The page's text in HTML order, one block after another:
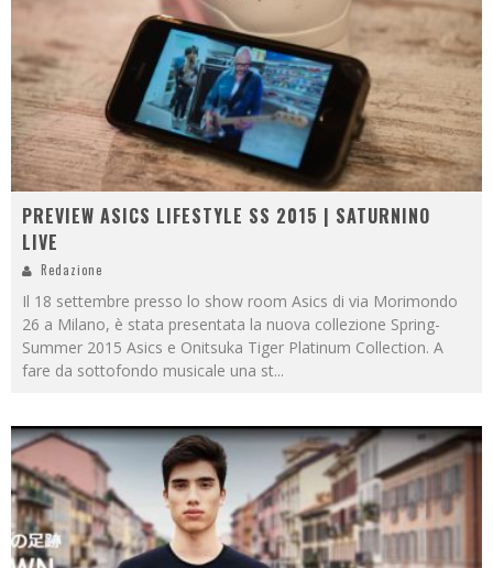
PREVIEW ASICS LIFESTYLE SS 2015 | SATURNINO
LIVE
Redazione
Il 18 settembre presso lo show room Asics di via Morimondo
26 a Milano, è stata presentata la nuova collezione Spring-
Summer 2015 Asics e Onitsuka Tiger Platinum Collection. A
fare da sottofondo musicale una st...